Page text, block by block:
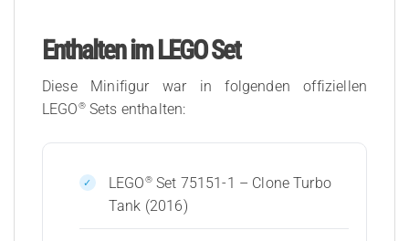
Enthalten im LEGO Set
Diese Minifigur war in folgenden offiziellen
LEGO®Sets enthalten:
LEGO®Set 75151-1 – Clone Turbo
Tank (2016)